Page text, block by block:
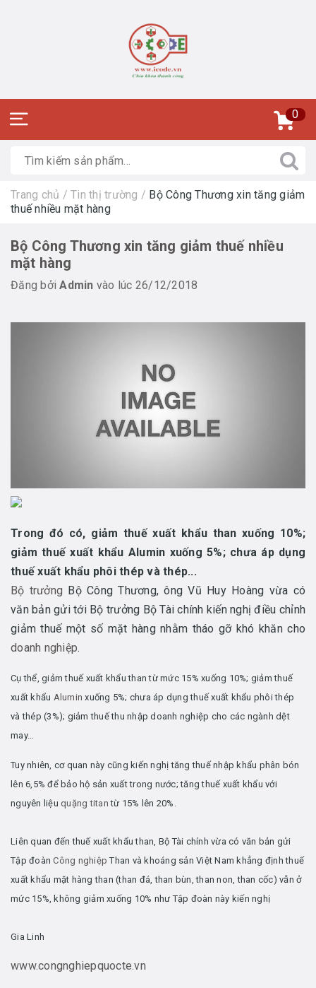
0
Trang chủ / Tin thị trường / Bộ Công Thương xin tăng giảm
thuế nhiều mặt hàng
Bộ Công Thương xin tăng giảm thuế nhiều
mặt hàng
Đăng bởiAdmin vào lúc 26/12/2018
Trong đó có, giảm thuế xuất khẩu than xuống 10%;
giảm thuế xuất khẩu Alumin xuống 5%; chưa áp dụng
thuế xuất khẩu phôi thép và thép...
Bộ trưởng Bộ Công Thương, ông Vũ Huy Hoàng vừa có
văn bản gửi tới Bộ trưởng Bộ Tài chính kiến nghị điều chỉnh
giảm thuế một số mặt hàng nhằm tháo gỡ khó khăn cho
doanh nghiệp.
Cụ thể, giảm thuế xuất khẩu than từ mức 15% xuống 10%; giảm thuế
xuất khẩu Alumin xuống 5%; chưa áp dụng thuế xuất khẩu phôi thép
và thép (3%); giảm thuế thu nhập doanh nghiệp cho các ngành dệt
may…
Tuy nhiên, cơ quan này cũng kiến nghị tăng thuế nhập khẩu phân bón
lên 6,5% để bảo hộ sản xuất trong nước; tăng thuế xuất khẩu với
nguyên liệu quặng titan từ 15% lên 20%.
Liên quan đến thuế xuất khẩu than, Bộ Tài chính vừa có văn bản gửi
Tập đoànCông nghiệp Than và khoáng sản Việt Nam khẳng định thuế
xuất khẩu mặt hàng than (than đá, than bùn, than non, than cốc) vẫn ở
mức 15%, không giảm xuống 10% như Tập đoàn này kiến nghị
Gia Linh
www.congnghiepquocte.vn